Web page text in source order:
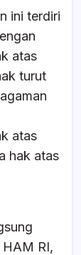
ini terdiri
atas
turut
atas
hak atas
RI,